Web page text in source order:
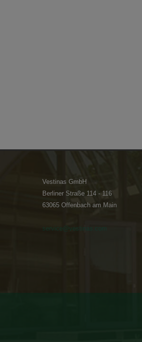
Vestinas GmbH
Berliner Straße 114 - 116
63065 Offenbach am Main
service